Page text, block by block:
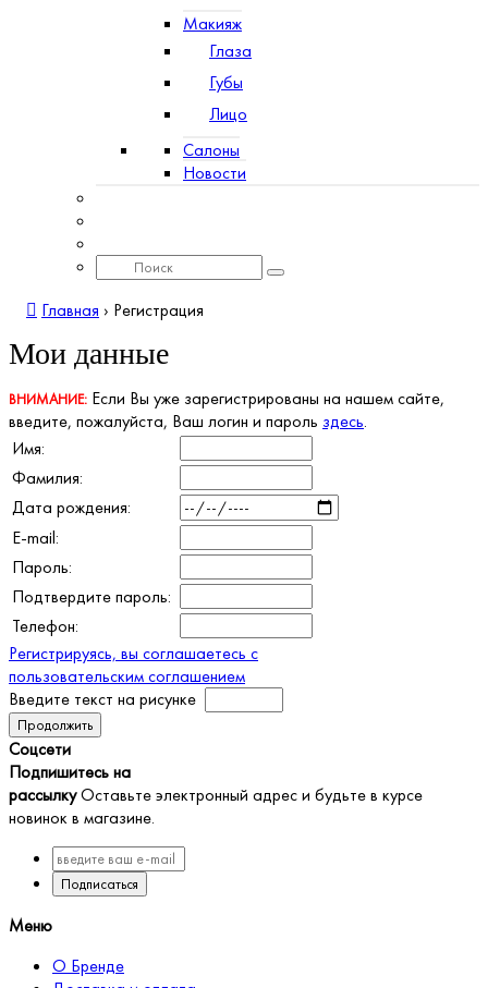
Макияж
Глаза
Губы
Лицо
Салоны
Новости
Главная › Регистрация
Мои данные
ВНИМАНИЕ: Если Вы уже зарегистрированы на нашем сайте,
введите, пожалуйста, Ваш логин и пароль здесь.
Имя:
Фамилия:
Дата рождения:
E-mail:
Пароль:
Подтвердите пароль:
Телефон:
Регистрируясь, вы соглашаетесь с
пользовательским соглашением
Введите текст на рисунке
Продолжить
Соцсети
Подпишитесь на
рассылкуОставьте электронный адрес и будьте в курсе
новинок в магазине.
Подписаться
Меню
О Бренде